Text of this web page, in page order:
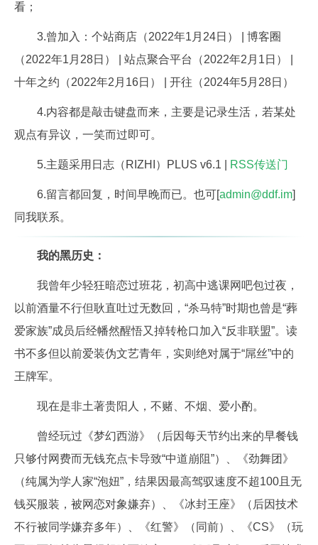
看；
3.曾加入：个站商店（2022年1月24日） | 博客圈
（2022年1月28日） | 站点聚合平台（2022年2月1日） |
十年之约（2022年2月16日） | 开往（2024年5月28日）
4.内容都是敲击键盘而来，主要是记录生活，若某处
观点有异议，一笑而过即可。
5.主题采用日志（RIZHI）PLUS v6.1 | RSS传送门
6.留言都回复，时间早晚而已。也可[admin@ddf.im]
同我联系。
我的黑历史：
我曾年少轻狂暗恋过班花，初高中逃课网吧包过夜，
以前酒量不行但耿直吐过无数回，“杀马特”时期也曾是“葬
爱家族”成员后经幡然醒悟又掉转枪口加入“反非联盟”。读
书不多但以前爱装伪文艺青年，实则绝对属于“屌丝”中的
王牌军。
现在是非土著贵阳人，不赌、不烟、爱小酌。
曾经玩过《梦幻西游》（后因每天节约出来的早餐钱
只够付网费而无钱充点卡导致“中道崩阻”）、《劲舞团》
（纯属为学人家“泡妞”，结果因最高驾驭速度不超100且无
钱买服装，被网恋对象嫌弃）、《冰封王座》（后因技术
不行被同学嫌弃多年）、《红警》（同前）、《CS》（玩